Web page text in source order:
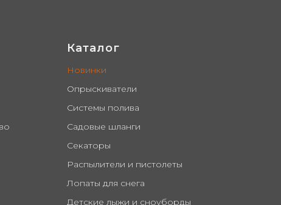
Каталог
Новинки
Опрыскиватели
Системы полива
Садовые шланги
Секаторы
Распылители и пистолеты
Лопаты для снега
Детские лыжи и сноуборды